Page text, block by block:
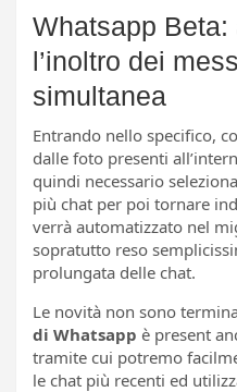
Whatsapp
l’inoltro dei
simultanea
Entrando nello specifico,
dalle foto presenti
quindi necessario
più chat per poi tornare
verrà automatizzato nel
sopratutto reso
prolungata delle chat.
Le novità non sono
di Whatsapp è present
tramite cui potremo
le chat più recenti ed